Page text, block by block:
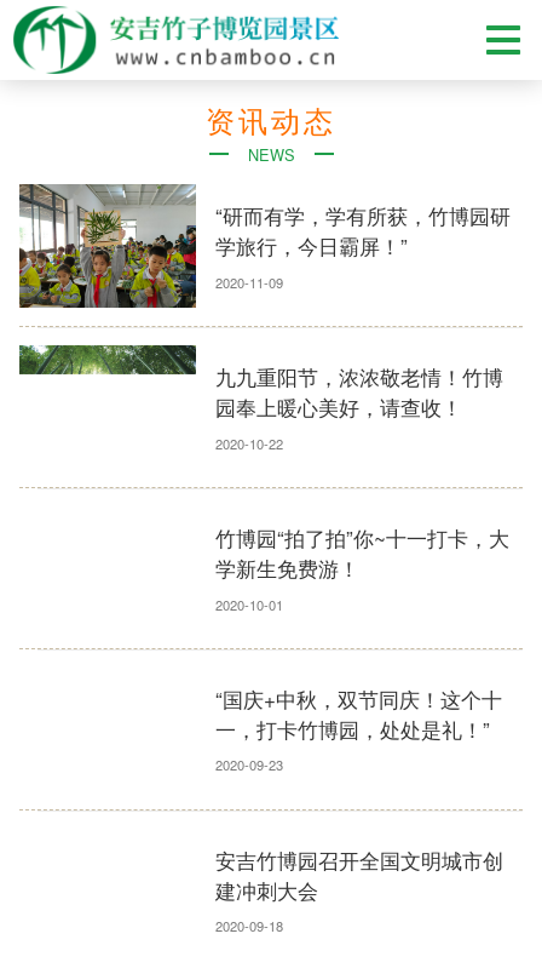
资讯动态
NEWS
“研而有学，学有所获，竹博园研
学旅行，今日霸屏！”
2020-11-09
九九重阳节，浓浓敬老情！竹博
园奉上暖心美好，请查收！
2020-10-22
竹博园“拍了拍”你~十一打卡，大
学新生免费游！
2020-10-01
“国庆+中秋，双节同庆！这个十
一，打卡竹博园，处处是礼！”
2020-09-23
安吉竹博园召开全国文明城市创
建冲刺大会
2020-09-18